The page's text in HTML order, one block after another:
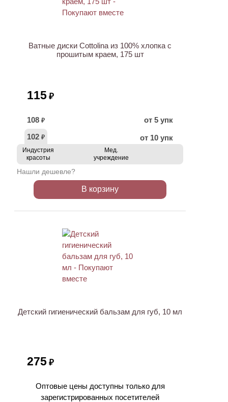
Ватные диски Cottolina из 100% хлопка с
прошитым краем, 175 шт
115 ₽
108 ₽
от 5 упк
102 ₽ от 10 упк
Индустрия
красоты
Мед.
учреждение
Нашли дешевле?
В корзину
Детский гигиенический бальзам для губ, 10 мл
275 ₽
Оптовые цены доступны только для
зарегистрированных посетителей